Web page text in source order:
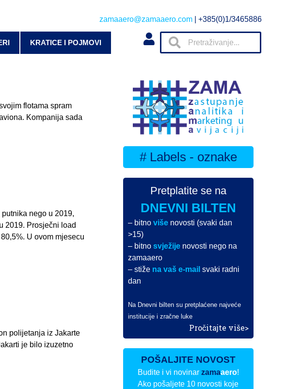
zamaaero@zamaaero.com | +385(0)1/3465886
KRATICE I POJMOVI
flotama spram
Kompanija sada
nego u 2019,
2019. Prosječni load
U ovom mjesecu
polijetanja iz Jakarte
je bilo izuzetno
# Labels - oznake
Pretplatite se na
DNEVNI BILTEN
– bitno višenovosti (svaki dan
>15)
– bitno svježijenovosti nego na
zamaaero
– stiže na vaš e-mail svaki radni
dan
Na Dnevni bilten su pretplaćene najveće
institucije i zračne luke
Pročitajte više>
POŠALJITE NOVOST
Budite i vi novinar zamaaero!
Ako pošaljete 10 novosti koje